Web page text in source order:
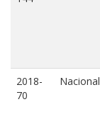
2018-
70
Nacional